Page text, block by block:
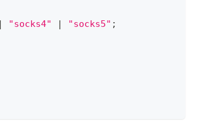
| "socks4" | "socks5" ;